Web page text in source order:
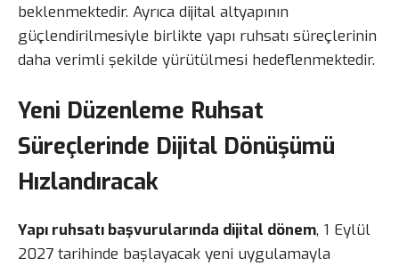
beklenmektedir. Ayrıca dijital altyapının
güçlendirilmesiyle birlikte yapı ruhsatı süreçlerinin
daha verimli şekilde yürütülmesi hedeflenmektedir.
Yeni Düzenleme Ruhsat
Süreçlerinde Dijital Dönüşümü
Hızlandıracak
Yapı ruhsatı başvurularında dijital dönem, 1 Eylül
2027 tarihinde başlayacak yeni uygulamayla